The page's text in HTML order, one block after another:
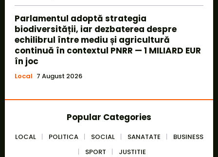
Parlamentul adoptă strategia
biodiversității, iar dezbaterea despre
echilibrul între mediu și agricultură
continuă în contextul PNRR — 1 MILIARD EUR
în joc
Local 7 August 2026
Popular Categories
LOCAL POLITICA SOCIAL SANATATE
BUSINESS
SPORT
JUSTITIE